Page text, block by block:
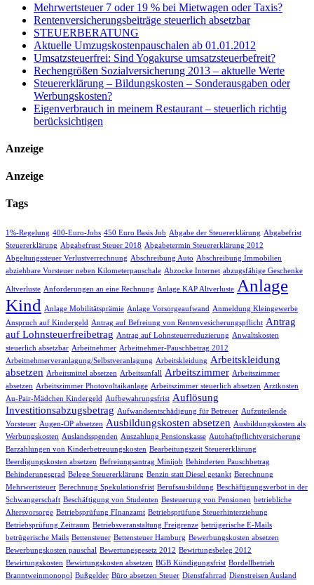
Mehrwertsteuer 7 oder 19 % bei Mietwagen oder Taxis?
Rentenversicherungsbeiträge steuerlich absetzbar
STEUERBERATUNG
Aktuelle Umzugskostenpauschalen ab 01.01.2012
Umsatzsteuerfrei: Sind Yogakurse umsatzsteuerbefreit?
Rechengrößen Sozialversicherung 2013 – aktuelle Werte
Steuererklärung – Bildungskosten – Sonderausgaben oder
Werbungskosten?
Eigenverbrauch in meinem Restaurant – steuerlich richtig
berücksichtigen
Anzeige
Anzeige
Tags
1%-Regelung 400-Euro-Jobs 450 Euro Basis Job Abgabe der Steuererklärung Abgabefrist
Steuererklärung Abgabefrust Steuer 2018 Abgabetermin Steuererklärung 2012
Abgeltungssteuer Verlustverrechnung Abschreibung Auto Abschreibung Immobilien
abziehbare Vorsteuer neben Kilometerpauschale Abzocke Internet abzugsfähige Geschenke
Altverluste Anforderungen an eine Rechnung Anlage KAP Altverluste Anlage
Kind
Anlage Mobilitätsprämie Anlage Vorsorgeaufwand
Anmeldung Kleingewerbe
Anspruch auf Kindergeld
Antrag auf Befreiung von Rentenvesicherungspflicht Antrag
auf Lohnsteuerfreibetrag Antrag auf Lohnsteuerreduzierung Anwaltskosten
steuerlich absetzbar Arbeitnehmer Arbeitnehmer-Pauschbetrag 2012
Arbeitnehmerveranlagung/Selbstveranlagung Arbeitskleidung Arbeitskleidung
absetzen Arbeitsmittel absetzen Arbeitsunfall Arbeitszimmer Arbeitszimmer
absetzen Arbeitszimmer Photovoltaikanlage Arbeitszimmer steuerlich absetzen Arztkosten
Au-Pair-Mädchen Kindergeld
Aufbewahrungsfrist Auflösung
Investitionsabzugsbetrag Aufwandsentschädigung für Betreuer Aufzuteilende
Vorsteuer Augen-OP absetzen Ausbildungskosten absetzen Ausbildungskosten als
Werbungskosten Auslandsspenden Auszahlung Pensionskasse Autohaftpflichtversicherung
Barzahlungen von Kinderbetreuungskosten Bearbeitungszeit Steuererklärung
Beerdigungskosten absetzen Befreiungsantrag Minijob Behinderten Pauschbetrag
Behinderungsgrad Belege Steuererklärung Benzin statt Diesel getankt Berechnung
Mehrwertsteuer Berechnung Spekulationsfrist Berufsausbildung Beschäftigungsverbot in der
Schwangerschaft Beschäftigung von Studenten Besteuerung von Pensionen betriebliche
Altersvorsorge Betriebsprüfung FInanzamt Betriebsprüfung Steuerhinterziehung
Betriebsprüfung Zeitraum Betriebsveranstaltung Freigrenze betrügerische E-Mails
betrügerische Mails Bettensteuer Bettensteuer Hamburg Bewerbungskosten absetzen
Bewerbungskosten pauschal Bewertungsgesetz 2012 Bewirtungsbeleg 2012
Bewirtungskosten Bewirtungskosten absetzen BGB Kündigungsfrist Bordellbetrieb
Branntweinmonopol Bußgelder Büro absetzen Steuer Dienstfahrrad Dienstreisen Ausland